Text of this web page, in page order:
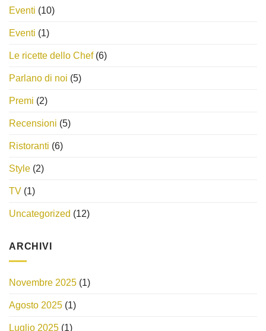
Eventi (10)
Eventi (1)
Le ricette dello Chef(6)
Parlano di noi (5)
Premi (2)
Recensioni (5)
Ristoranti (6)
Style (2)
TV (1)
Uncategorized (12)
ARCHIVI
Novembre 2025 (1)
Agosto 2025 (1)
Luglio 2025 (1)